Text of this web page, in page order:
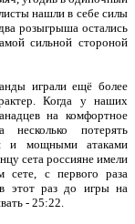
нашли в себе силы
розыгрыша остались
сильной стороной
играли ещё более
Когда у наших
на комфортное
потерять
и мощными атаками
сета россияне имели
с первого раза
этот раз до игры на
- 25:22.